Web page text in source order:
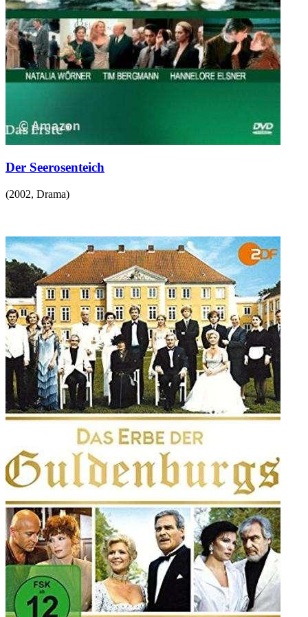
Der Seerosenteich
(2002, Drama)